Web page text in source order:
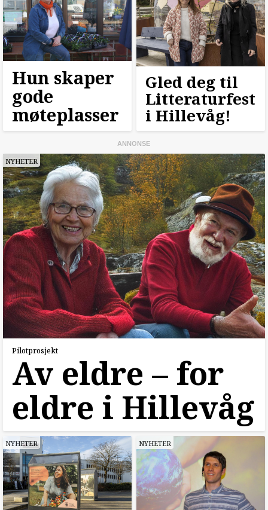
Hun skaper
gode
møteplasser
Gled deg til
Litteraturfest
i Hillevåg!
NYHETER
Pilotprosjekt
Av eldre –⁠ for
eldre i Hillevåg
NYHETER NYHETER